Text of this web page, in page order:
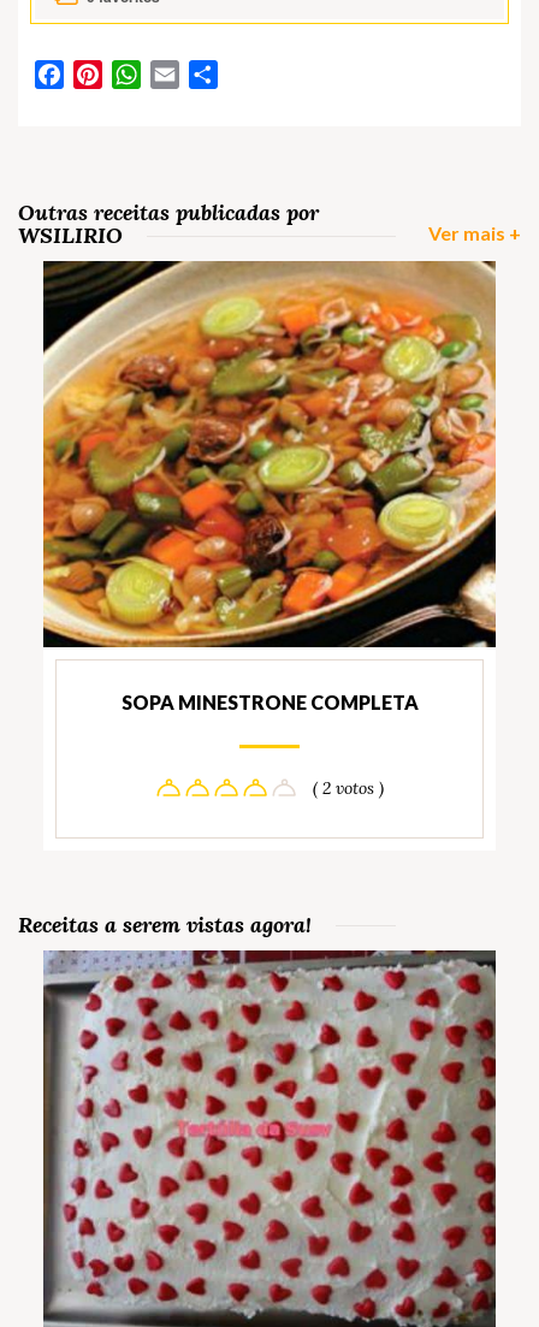
FacebookPinterestWhatsApp
Email
Outras receitas publicadas por
WSILIRIO
Ver mais +
SOPA MINESTRONE COMPLETA
( 2 votos )
Receitas a serem vistas agora!